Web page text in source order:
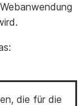
die für die